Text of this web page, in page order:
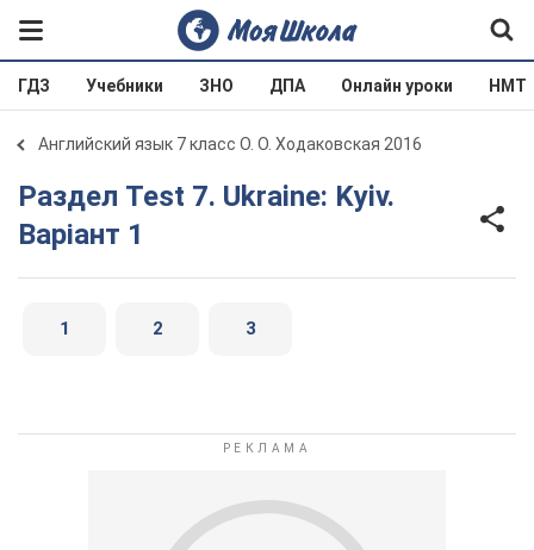
ГДЗ Учебники ЗНО ДПА Онлайн уроки НМТ
Английский язык 7 класс О. О. Ходаковская 2016
Раздел Test 7. Ukraine: Kyiv.
Варіант 1
1 2 3